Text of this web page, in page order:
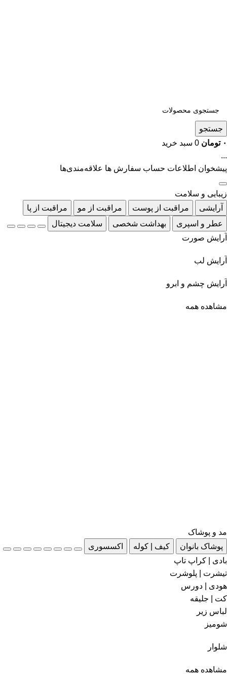
جستجو
۰ تومان 0 سبد خرید
...
پیشخوان اطلاعات حساب سفارش ها علاقه‌مندی‌ها
زیبایی و سلامت
آرایشی
مراقبت از پوست مراقبت از مو
مراقبت از پا
عطر و اسپری
بهداشت شخصی
سلامت دیجیتال
آرایش صورت
آرایش لب
آرایش چشم و ابرو
مشاهده همه
مد و پوشاک
پوشاک بانوان
کیف | کوله
اکسسوری
بادی | کراپ تاپ
تیشرت | پلوشرت
هودی | دورس
کت | جلیقه
لباس زیر
شومیز
شلوار
مشاهده همه